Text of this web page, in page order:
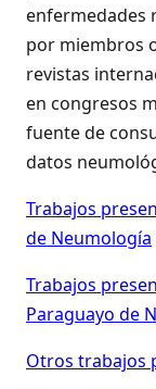
enfermedades
por miembros
revistas
en congresos
fuente de
datos
Trabajos
de Neumología
Trabajos
Paraguayo de
Otros trabajos